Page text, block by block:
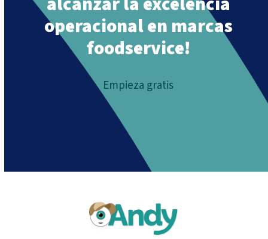
operacional en marcas
foodservice!
Empieza gratis